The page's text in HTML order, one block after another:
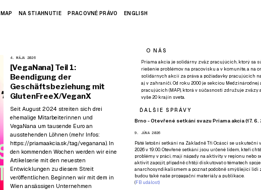
MAP NA STIAHNUTIE PRACOVNÉ PRÁVO ENGLISH
4. MÁJA 2026
[VegaNana] Teil 1:
Beendigung der
Geschäftsbeziehung mit
GlutenFreeX/VeganX
Seit August 2024 streiten sich drei
ehemalige Mitarbeiterinnen und
VegaNana um tausende Euro an
ausstehenden Löhnen (mehr Infos:
https://priamaakcia.sk/tag/veganana). In
den kommenden Wochen werden wir eine
Artikelserie mit den neuesten
Entwicklungen zu diesem Streit
veröffentlichen. Beginnen wir mit dem in
Wien ansässigen Unternehmen
O NÁS
Priama akcia je solidárny zväz pracujúcich, ktorý sa
riešenie problémov na pracovisku a v komunite, a na
solidárnych akcií za práva a požiadavky pracujúcich
aj v zahraničí. Od roku 2000 je sekciou Medzinárodnej
pracujúcich (MAP), ktorá v súčasnosti združuje zväzy
vyše 20 krajín sveta.
ĎALŠIE SPRÁVY
Brno - Otevřené setkání svazu Priama akcia (17.
9. JÚNA 2026
Páté letošní setkání na Základně Tři Ocásci se uskuteční
2026 v 19:00. Otevřené setkání jsou určené lidem, kteří
problémy v práci, mají nápady na aktivity v regionu nebo
aktivit zapojit, případně chtějí diskutovat o tématech
anarchosyndikalismem a poznat podobně smýšlející lidi
budou také naše propagační materiály a publikace.
(FB událost)